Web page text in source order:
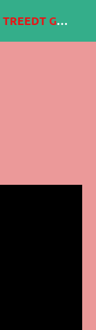
TREEDTGRAAG